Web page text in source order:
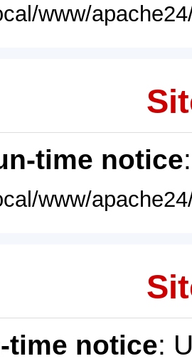
www/
time notice
www/
time notice: